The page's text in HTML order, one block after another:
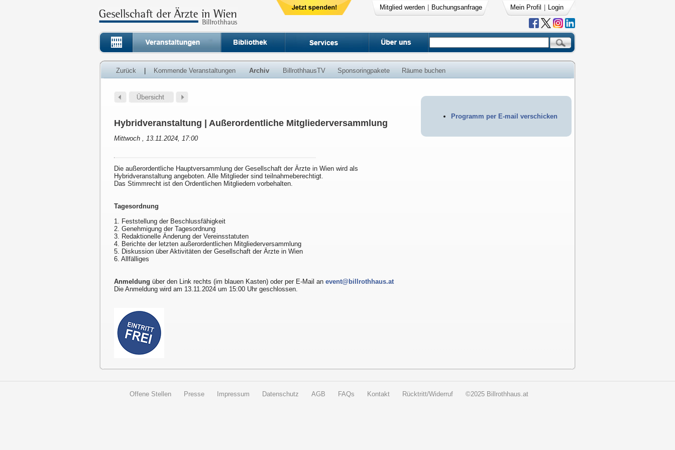
Mitglied werden Buchungsanfrage Mein Profil Login
Zurück Kommende Veranstaltungen Archiv BillrothhausTV Sponsoringpakete Räume buchen
Programm per E-mail verschicken
Hybridveranstaltung | Außerordentliche Mitgliederversammlung
Mittwoch , 13.11.2024, 17:00
Die außerordentliche Hauptversammlung der Gesellschaft der Ärzte in Wien wird als
Hybridveranstaltung angeboten. Alle Mitglieder sind teilnahmeberechtigt.
Das Stimmrecht ist den Ordentlichen Mitgliedern vorbehalten.
Tagesordnung
1. Feststellung der Beschlussfähigkeit
2. Genehmigung der Tagesordnung
3. Redaktionelle Änderung der Vereinsstatuten
4. Berichte der letzten außerordentlichen Mitgliederversammlung
5. Diskussion über Aktivitäten der Gesellschaft der Ärzte in Wien
6. Allfälliges
Anmeldung über den Link rechts (im blauen Kasten) oder per E-Mail an event@billrothhaus.at
Die Anmeldung wird am 13.11.2024 um 15:00 Uhr geschlossen.
Offene Stellen Presse Impressum Datenschutz AGB FAQs Kontakt Rücktritt/Widerruf ©2025 Billrothhaus.at